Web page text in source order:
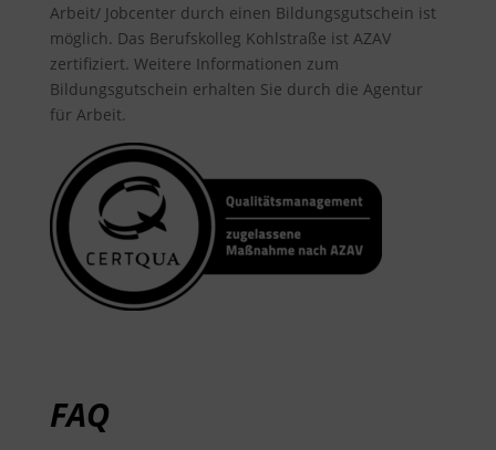
Arbeit/ Jobcenter durch einen Bildungsgutschein ist
möglich. Das Berufskolleg Kohlstraße ist AZAV
zertifiziert. Weitere Informationen zum
Bildungsgutschein erhalten Sie durch die Agentur
für Arbeit.
FAQ